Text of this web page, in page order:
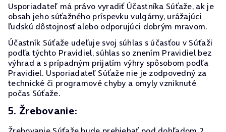
Usporiadateľ má právo vyradiť Účastníka Súťaže, ak je
obsah jeho súťažného príspevku vulgárny, urážajúci
ľudskú dôstojnosť alebo odporujúci dobrým mravom.
Účastník Súťaže udeľuje svoj súhlas s účasťou v Súťaži
podľa týchto Pravidiel, súhlas so znením Pravidiel bez
výhrad a s prípadným prijatím výhry spôsobom podľa
Pravidiel. Usporiadateľ Súťaže nie je zodpovedný za
technické či programové chyby a omyly vzniknuté
počas Súťaže.
5. Žrebovanie: